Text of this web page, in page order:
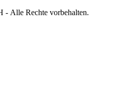
- Alle Rechte vorbehalten.